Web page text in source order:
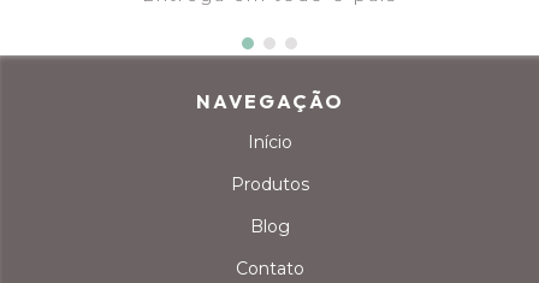
NAVEGAÇÃO
Início
Produtos
Blog
Contato